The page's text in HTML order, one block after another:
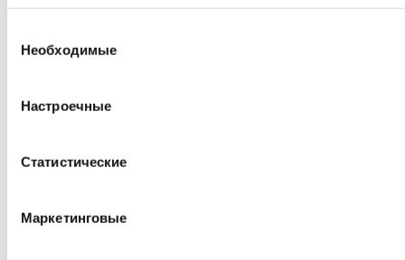
согласия
Необходимые
Настроечные
Статистические
Маркетинговые